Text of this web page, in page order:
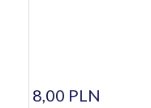
8,00 PLN